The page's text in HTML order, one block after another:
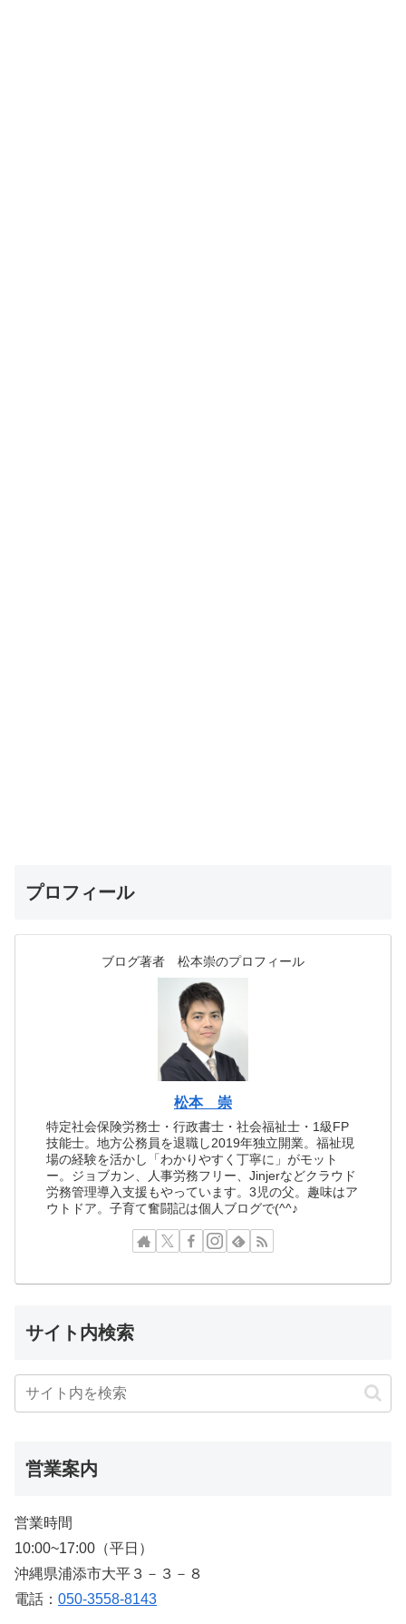
プロフィール
ブログ著者 松本崇のプロフィール
松本 崇
特定社会保険労務士・行政書士・社会福祉士・1級FP
技能士。地方公務員を退職し2019年独立開業。福祉現
場の経験を活かし「わかりやすく丁寧に」がモット
ー。ジョブカン、人事労務フリー、Jinjerなどクラウド
労務管理導入支援もやっています。3児の父。趣味はア
ウトドア。子育て奮闘記は個人ブログで(^^♪
サイト内検索
営業案内
営業時間
10:00~17:00（平日）
沖縄県浦添市大平３－３－８
電話： 050-3558-8143